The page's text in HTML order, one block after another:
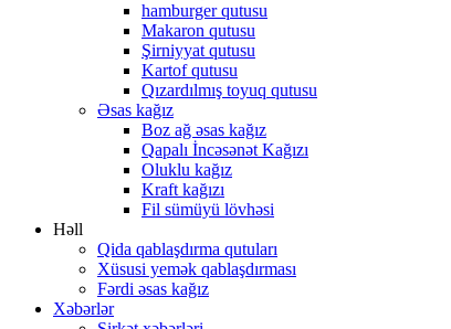
hamburger qutusu
Makaron qutusu
Şirniyyat qutusu
Kartof qutusu
Qızardılmış toyuq qutusu
Əsas kağız
Boz ağ əsas kağız
Qapalı İncəsənət Kağızı
Oluklu kağız
Kraft kağızı
Fil sümüyü lövhəsi
Həll
Qida qablaşdırma qutuları
Xüsusi yemək qablaşdırması
Fərdi əsas kağız
Xəbərlər